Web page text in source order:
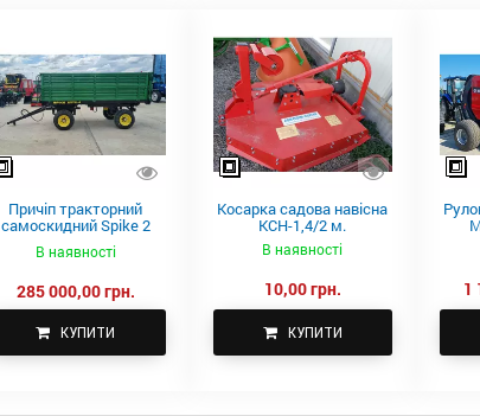
Причіп тракторний
самоскидний Spike 2
В наявності
285 000,00 грн.
КУПИТИ
Косарка садова навісна
КСН-1,4/2 м.
В наявності
10,00 грн.
КУПИТИ
1